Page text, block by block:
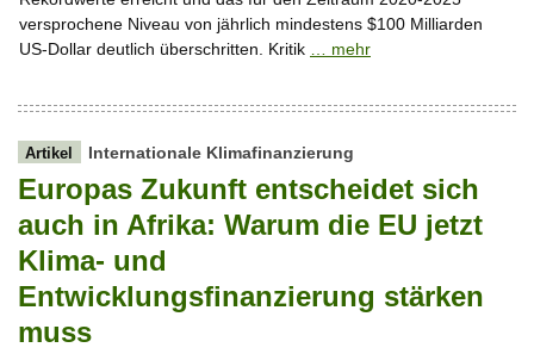
versprochene Niveau von jährlich mindestens $100 Milliarden
US-Dollar deutlich überschritten. Kritik
… mehr
Artikel Internationale Klimafinanzierung
Europas Zukunft entscheidet sich
auch in Afrika: Warum die EU jetzt
Klima- und
Entwicklungsfinanzierung stärken
muss